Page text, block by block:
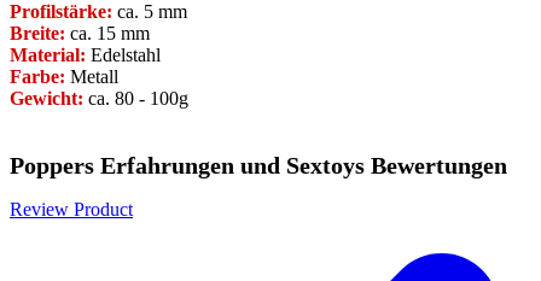
Profilstärke: ca. 5 mm
Breite: ca. 15 mm
Material: Edelstahl
Farbe: Metall
Gewicht: ca. 80 - 100g
Poppers Erfahrungen und Sextoys Bewertungen
Review Product